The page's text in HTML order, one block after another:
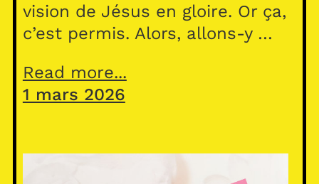
vision de Jésus en gloire. Or ça,
c’est permis. Alors, allons-y …
Read more...
1 mars 2026